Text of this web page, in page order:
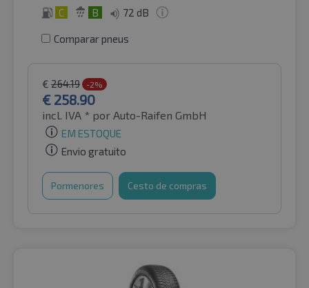
C B 72 dB
Comparar pneus
€ 264.19 -2%
€ 258.90
incl. IVA * por Auto-Raifen GmbH
EM ESTOQUE
Envio gratuito
Pormenores Cesto de compras